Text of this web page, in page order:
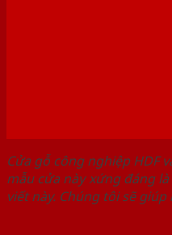
Cửa gỗ công nghiệp HDF
mẫu cửa này xứng đáng
viết này. Chúng tôi sẽ